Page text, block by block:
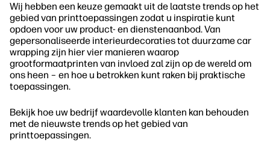
Wij hebben een keuze gemaakt uit de laatste trends op het
gebied van printtoepassingen zodat u inspiratie kunt
opdoen voor uw product- en dienstenaanbod. Van
gepersonaliseerde interieurdecoraties tot duurzame car
wrapping zijn hier vier manieren waarop
grootformaatprinten van invloed zal zijn op de wereld om
ons heen – en hoe u betrokken kunt raken bij praktische
toepassingen.
Bekijk hoe uw bedrijf waardevolle klanten kan behouden
met de nieuwste trends op het gebied van
printtoepassingen.